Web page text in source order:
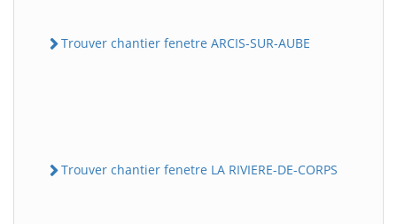
Trouver chantier fenetre ARCIS-SUR-AUBE
Trouver chantier fenetre LA RIVIERE-DE-CORPS